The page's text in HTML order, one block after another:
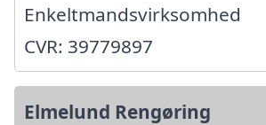
Enkeltmandsvirksomhed
CVR: 39779897
Elmelund Rengøring